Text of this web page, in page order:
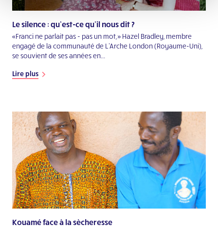
Le silence : qu’est-ce qu’il nous dit ?
«Franci ne parlait pas - pas un mot,» Hazel Bradley, membre
engagé de la communauté de L'Arche London (Royaume-Uni),
se souvient de ses années en...
Lire plus
Kouamé face à la sècheresse